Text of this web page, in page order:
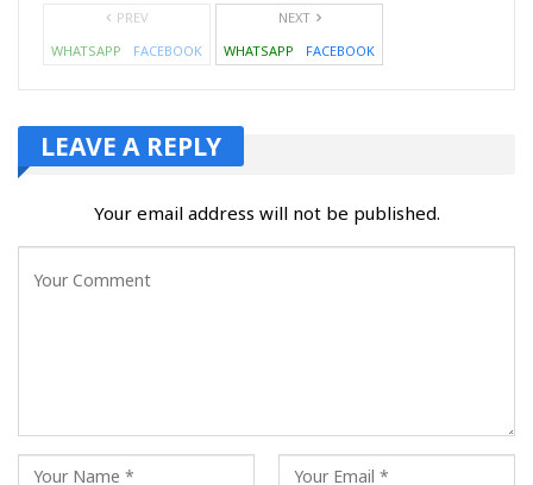
PREV
WHATSAPP
FACEBOOK
NEXT
WHATSAPP
FACEBOOK
LEAVE A REPLY
Your email address will not be published.